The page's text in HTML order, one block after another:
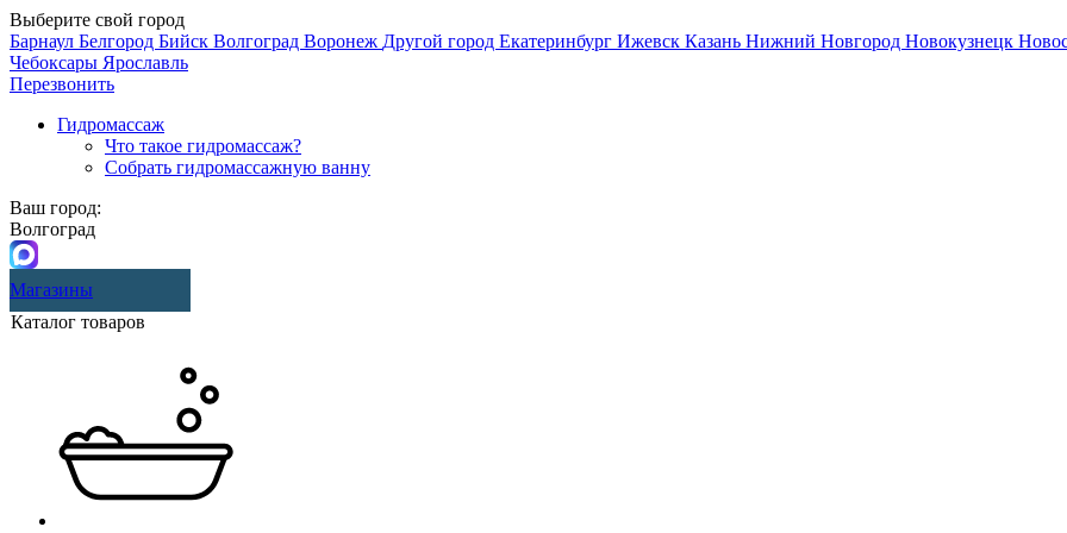
Выберите свой город
Барнаул Белгород Бийск Волгоград Воронеж Другой город Екатеринбург Ижевск Казань Нижний Новгород Новокузнецк
Чебоксары Ярославль
Перезвонить
Гидромассаж
Что такое гидромассаж?
Собрать гидромассажную ванну
Ваш город:
Волгоград
Магазины
Каталог товаров